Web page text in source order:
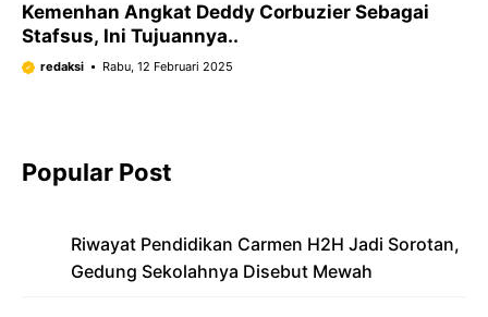
Kemenhan Angkat Deddy Corbuzier Sebagai
Stafsus, Ini Tujuannya..
redaksi Rabu, 12 Februari 2025
Popular Post
Riwayat Pendidikan Carmen H2H Jadi Sorotan,
Gedung Sekolahnya Disebut Mewah